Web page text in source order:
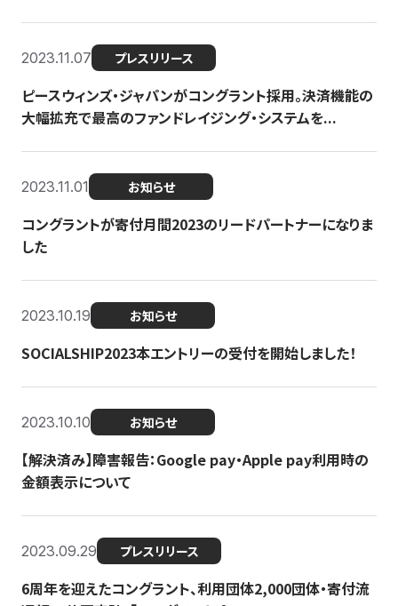
2023.11.07 プレスリリース
ピースウィンズ・ジャパンがコングラント採用。決済機能の
大幅拡充で最高のファンドレイジング・システムを...
2023.11.01 お知らせ
コングラントが寄付月間2023のリードパートナーになりま
した
2023.10.19 お知らせ
SOCIALSHIP2023本エントリーの受付を開始しました！
2023.10.10 お知らせ
【解決済み】障害報告：Google pay・Apple pay利用時の
金額表示について
2023.09.29 プレスリリース
6周年を迎えたコングラント、利用団体2,000団体・寄付流